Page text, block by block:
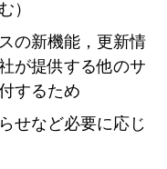
）
の新機能，更新情
が提供する他のサ
するため
せなど必要に応じ